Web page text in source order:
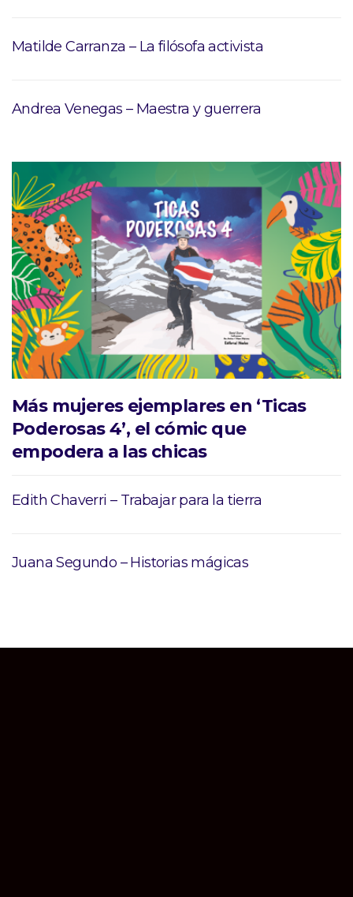
Matilde Carranza – La filósofa activista
Andrea Venegas – Maestra y guerrera
Más mujeres ejemplares en ‘Ticas
Poderosas 4’, el cómic que
empodera a las chicas
Edith Chaverri – Trabajar para la tierra
Juana Segundo – Historias mágicas